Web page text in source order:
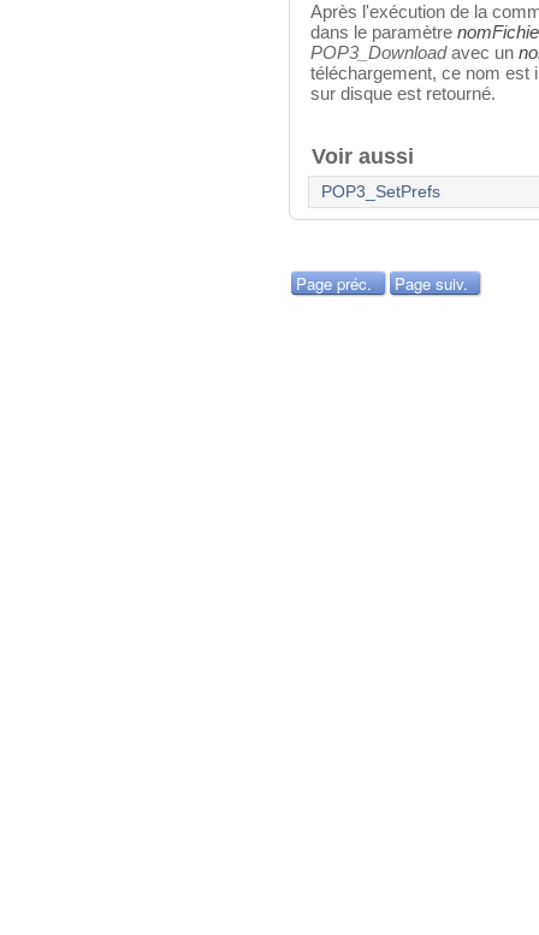
Après l'exécution de la
dans le paramètre
POP3_Downloadavec un
téléchargement, ce nom est
sur disque est retourné.
Voir aussi
POP3_SetPrefs
Page préc. Page suiv.